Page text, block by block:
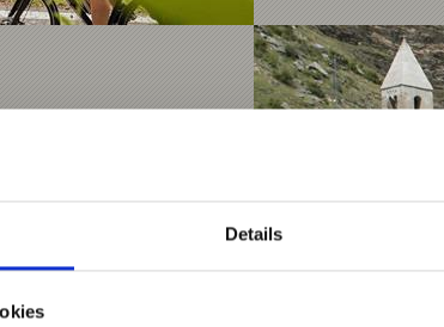
Details